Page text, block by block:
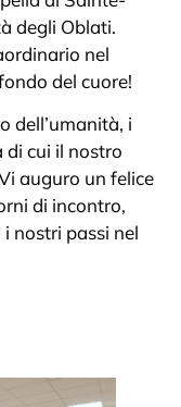
degli Oblati.
nel
del cuore!
dell’umanità, i
di cui il nostro
auguro un felice
di incontro,
nostri passi nel